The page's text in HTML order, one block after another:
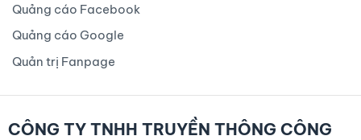
Quảng cáo Facebook
Quảng cáo Google
Quản trị Fanpage
CÔNG TY TNHH TRUYỀN THÔNG CÔNG